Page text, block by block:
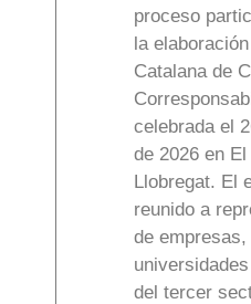
proceso
la
Catalana de
celebrada el
de 2026 en
Llobregat. El
reunido a
de
del tercer